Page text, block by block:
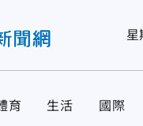
星
育 生活 國際